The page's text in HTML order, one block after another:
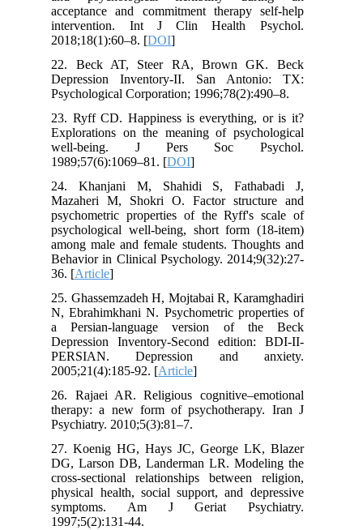
acceptance and commitment therapy self-help
intervention. Int J Clin Health Psychol.
2018;18(1):60–8. [DOI
22. Beck AT, Steer RA, Brown GK. Beck
Depression Inventory-II. San Antonio: TX:
Psychological Corporation; 1996;78(2):490–8.
23. Ryff CD. Happiness is everything, or is it?
Explorations on the meaning of psychological
well-being. J Pers Soc Psychol.
1989;57(6):1069–81. [DOI
24. Khanjani M, Shahidi S, Fathabadi J,
Mazaheri M, Shokri O. Factor structure and
psychometric properties of the Ryff's scale of
psychological well-being, short form (18-item)
among male and female students. Thoughts and
Behavior in Clinical Psychology. 2014;9(32):27-
36. [Article
25. Ghassemzadeh H, Mojtabai R, Karamghadiri
N, Ebrahimkhani N. Psychometric properties of
a Persian‐language version of the Beck
Depression Inventory‐Second edition: BDI‐II‐
PERSIAN. Depression and anxiety.
2005;21(4):185-92. [Article
26. Rajaei AR. Religious cognitive–emotional
therapy: a new form of psychotherapy. Iran J
Psychiatry. 2010;5(3):81–7.
27. Koenig HG, Hays JC, George LK, Blazer
DG, Larson DB, Landerman LR. Modeling the
cross-sectional relationships between religion,
physical health, social support, and depressive
symptoms. Am J Geriat Psychiatry.
1997;5(2):131-44.